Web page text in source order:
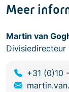
Meer
Martin van
Divisiedirecteur
+31 (0)10